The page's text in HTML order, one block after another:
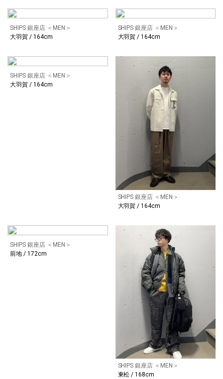
SHIPS 銀座店 ＜MEN＞
大羽賀 / 164cm
SHIPS 銀座店 ＜MEN＞
大羽賀 / 164cm
SHIPS 銀座店 ＜MEN＞
大羽賀 / 164cm
SHIPS 銀座店 ＜MEN＞
大羽賀 / 164cm
SHIPS 銀座店 ＜MEN＞
前地 / 172cm
SHIPS 銀座店 ＜MEN＞
東松 / 168cm